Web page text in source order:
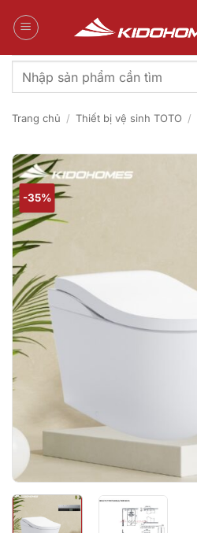
qua
Tìm
kiếm:
Trang chủ / Thiết bị vệ sinh TOTO /
-35%